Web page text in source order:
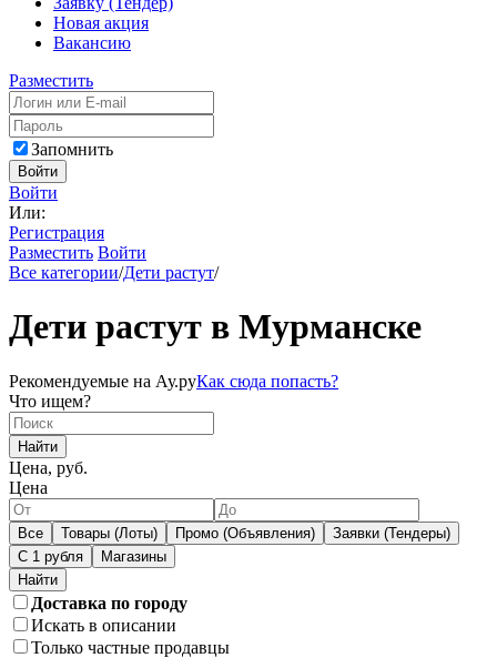
Новая акция
Вакансию
Разместить
Запомнить
Войти
Войти
Или:
Регистрация
Разместить Войти
Все категории/Дети растут/
Дети растут в Мурманске
Рекомендуемые на Ау.руКак сюда попасть?
Что ищем?
Найти
Цена, руб.
Цена
Все Товары (Лоты) Промо (Объявления)
Заявки (Тендеры)
С 1 рубля
Магазины
Доставка по городу
Искать в описании
Только частные продавцы